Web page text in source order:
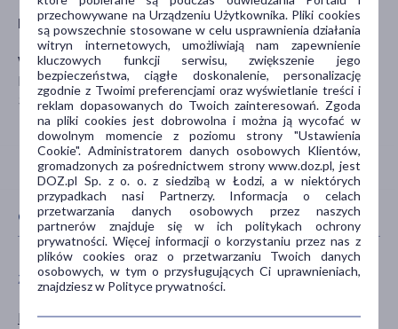
Producent
WISH Group
Bluszczowa 17A
30-439 Kraków
CECHY PRODUKTU
ZALECENIA ŻYWIENIOWE
Bez dodatku cukru
PŁEĆ
Mężczyzna
przechowywane na Urządzeniu Użytkownika. Pliki cookies
są powszechnie stosowane w celu usprawnienia działania
witryn internetowych, umożliwiają nam zapewnienie
kluczowych funkcji serwisu, zwiększenie jego
bezpieczeństwa, ciągłe doskonalenie, personalizację
zgodnie z Twoimi preferencjami oraz wyświetlanie treści i
reklam dopasowanych do Twoich zainteresowań. Zgoda
na pliki cookies jest dobrowolna i można ją wycofać w
dowolnym momencie z poziomu strony "Ustawienia
Cookie". Administratorem danych osobowych Klientów,
gromadzonych za pośrednictwem strony www.doz.pl, jest
DOZ.pl Sp. z o. o. z siedzibą w Łodzi, a w niektórych
przypadkach nasi Partnerzy. Informacja o celach
przetwarzania danych osobowych przez naszych
partnerów znajduje się w ich politykach ochrony
prywatności. Więcej informacji o korzystaniu przez nas z
plików cookies oraz o przetwarzaniu Twoich danych
osobowych, w tym o przysługujących Ci uprawnieniach,
znajdziesz w Polityce prywatności.